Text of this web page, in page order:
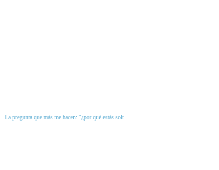
La pregunta que más me hacen: “¿por qué estás solt